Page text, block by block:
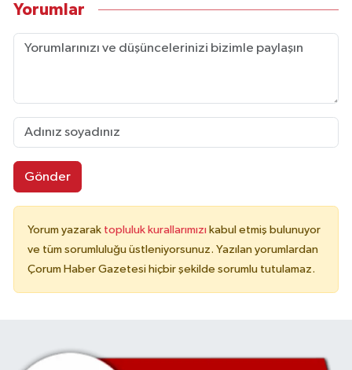
Yorumlar
Gönder
Yorum yazarak topluluk kurallarımızı kabul etmiş bulunuyor
ve tüm sorumluluğu üstleniyorsunuz. Yazılan yorumlardan
Çorum Haber Gazetesi hiçbir şekilde sorumlu tutulamaz.